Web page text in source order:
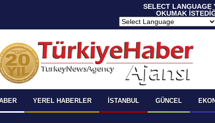
SELECT LANGUAGE
OKUMAK
YEREL HABERLER İSTANBUL GÜNCEL